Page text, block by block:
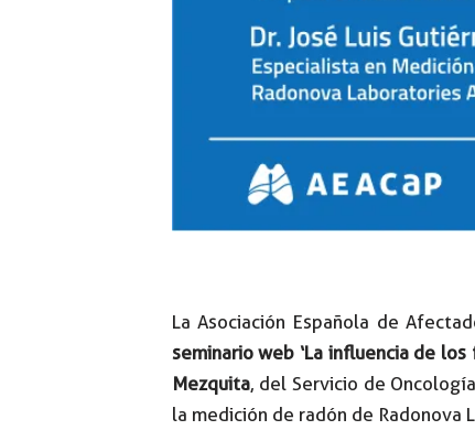
La Asociación Española de
seminario web ‘La influencia de
Mezquita, del Servicio de
la medición de radón de Radonova